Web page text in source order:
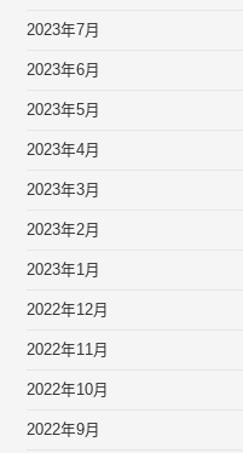
2023年7月
2023年6月
2023年5月
2023年4月
2023年3月
2023年2月
2023年1月
2022年12月
2022年11月
2022年10月
2022年9月